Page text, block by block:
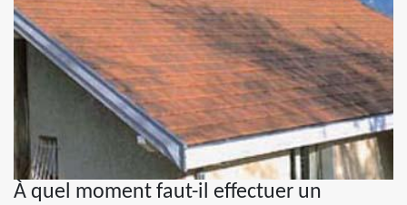
À quel moment faut-il effectuer un